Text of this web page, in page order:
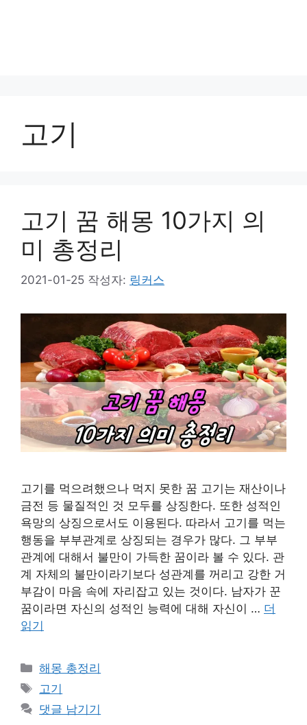
고기
고기 꿈 해몽 10가지 의
미 총정리
2021-01-25 작성자: 링커스
고기를 먹으려했으나 먹지 못한 꿈 고기는 재산이나
금전 등 물질적인 것 모두를 상징한다. 또한 성적인
욕망의 상징으로서도 이용된다. 따라서 고기를 먹는
행동을 부부관계로 상징되는 경우가 많다. 그 부부
관계에 대해서 불만이 가득한 꿈이라 볼 수 있다. 관
계 자체의 불만이라기보다 성관계를 꺼리고 강한 거
부감이 마음 속에 자리잡고 있는 것이다. 남자가 꾼
꿈이라면 자신의 성적인 능력에 대해 자신이 … 더
읽기
카
테
리
해몽 총정리
태
그
고기
댓글 남기기